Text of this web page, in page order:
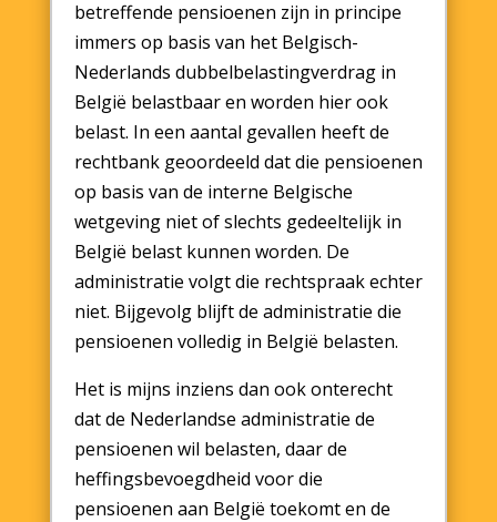
betreffende pensioenen zijn in principe
immers op basis van het Belgisch-
Nederlands dubbelbelastingverdrag in
België belastbaar en worden hier ook
belast. In een aantal gevallen heeft de
rechtbank geoordeeld dat die pensioenen
op basis van de interne Belgische
wetgeving niet of slechts gedeeltelijk in
België belast kunnen worden. De
administratie volgt die rechtspraak echter
niet. Bijgevolg blijft de administratie die
pensioenen volledig in België belasten.
Het is mijns inziens dan ook onterecht
dat de Nederlandse administratie de
pensioenen wil belasten, daar de
heffingsbevoegdheid voor die
pensioenen aan België toekomt en de